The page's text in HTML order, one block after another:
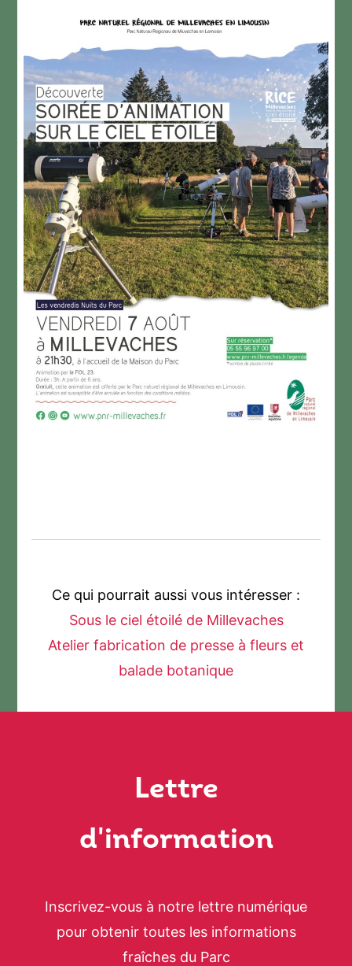
Ce qui pourrait aussi vous intéresser :
Sous le ciel étoilé de Millevaches
Atelier fabrication de presse à fleurs et
balade botanique
Lettre
d'information
Inscrivez-vous à notre lettre numérique
pour obtenir toutes les informations
fraîches du Parc